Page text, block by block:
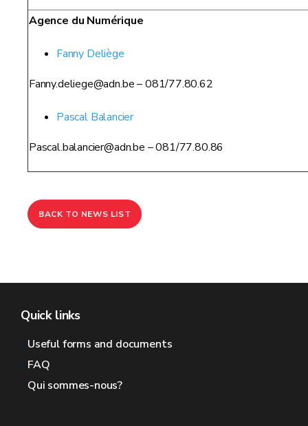
Agence du Numérique
Fanny Deliège
Fanny.deliege@adn.be – 081/77.80.62
Pascal Balancier
Pascal.balancier@adn.be – 081/77.80.86
BACK TO NEWS LIST
Quick links
Useful forms and documents
FAQ
Qui sommes-nous?